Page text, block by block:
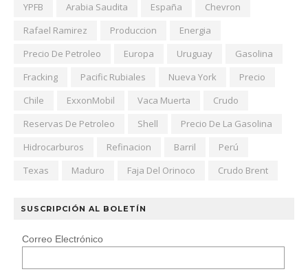
YPFB
Arabia Saudita España
Chevron
Rafael Ramirez
Produccion
Energia
Precio De Petroleo
Europa Uruguay
Gasolina
Fracking
Pacific Rubiales Nueva York
Precio
Chile
ExxonMobil Vaca Muerta
Crudo
Reservas De Petroleo
Shell
Precio De La Gasolina
Hidrocarburos
Refinacion Barril
Perú
Texas
Maduro Faja Del Orinoco Crudo Brent
SUSCRIPCIÓN AL BOLETÍN
Correo Electrónico